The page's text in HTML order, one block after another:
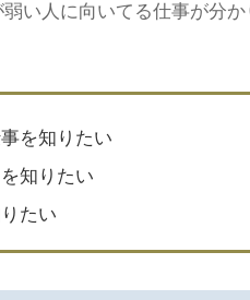
い人に向いてる仕事が分か
を知りたい
知りたい
たい